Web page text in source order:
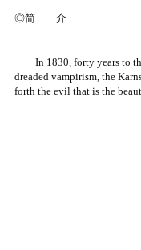
◎简 介
In 1830, forty years to
dreaded vampirism, the
forth the evil that is the